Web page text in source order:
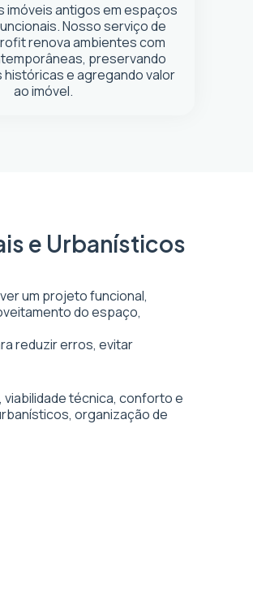
imóveis antigos em espaços
Nosso serviço de
renova ambientes com
preservando
e agregando valor
ao imóvel.
e Urbanísticos
um projeto funcional,
do espaço,
reduzir erros, evitar
técnica, conforto e
organização de